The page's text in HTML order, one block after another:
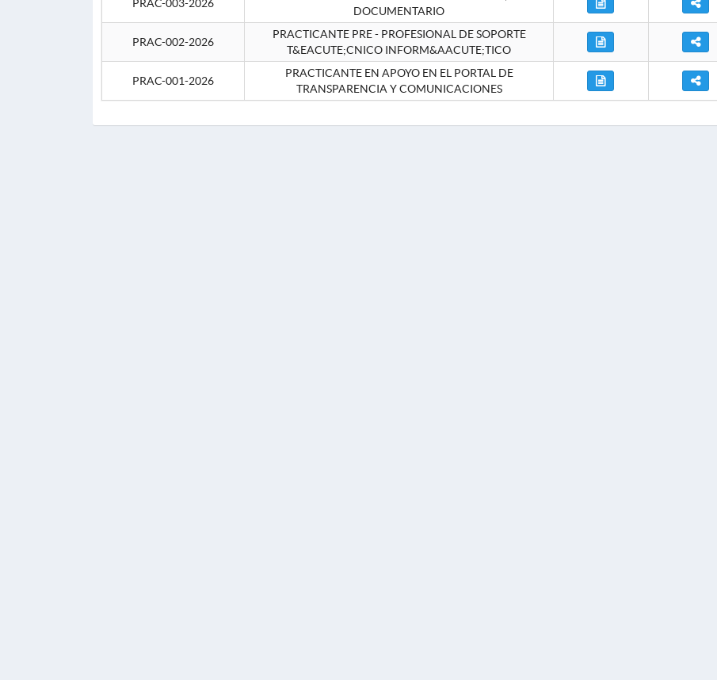
PRAC-003-2026
DOCUMENTARIO
PRAC-002-2026
PRACTICANTE PRE - PROFESIONAL DE SOPORTE
T&EACUTE;CNICO INFORM&AACUTE;TICO
PRAC-001-2026
PRACTICANTE EN APOYO EN EL PORTAL DE
TRANSPARENCIA Y COMUNICACIONES